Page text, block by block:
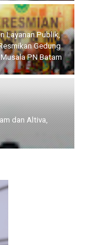
Layanan Publik,
Gedung
PN Batam
dan Altiva,